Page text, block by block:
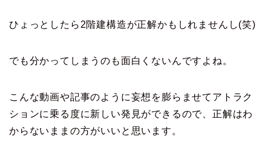
ひょっとしたら2階建構造が正解かもしれませんし(笑)
でも分かってしまうのも面白くないんですよね。
こんな動画や記事のように妄想を膨らませてアトラク
ションに乗る度に新しい発見ができるので、正解はわ
からないままの方がいいと思います。